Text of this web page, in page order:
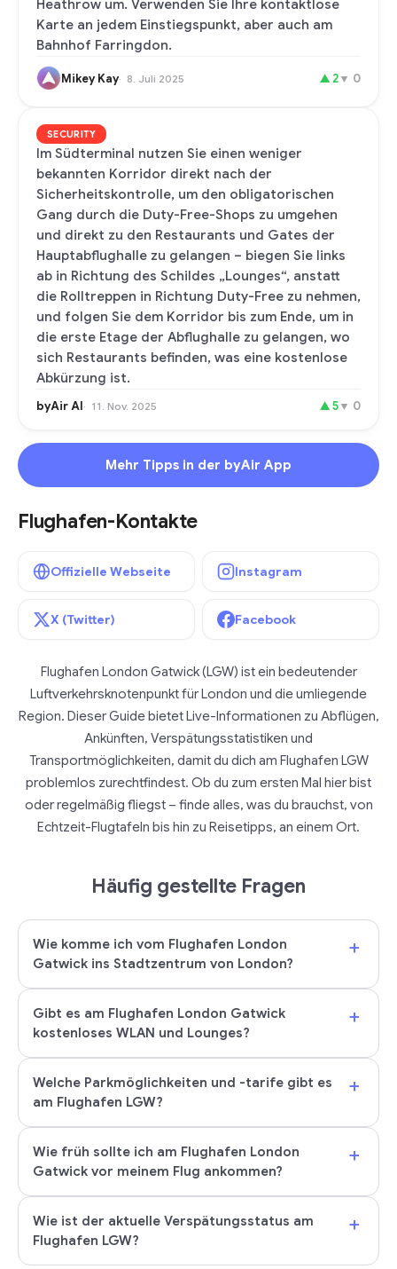
Heathrow um. Verwenden Sie Ihre kontaktlose
Karte an jedem Einstiegspunkt, aber auch am
Bahnhof Farringdon.
Mikey Kay 8. Juli 2025 ▲ 2▼ 0
SECURITY
Im Südterminal nutzen Sie einen weniger
bekannten Korridor direkt nach der
Sicherheitskontrolle, um den obligatorischen
Gang durch die Duty-Free-Shops zu umgehen
und direkt zu den Restaurants und Gates der
Hauptabflughalle zu gelangen – biegen Sie links
ab in Richtung des Schildes „Lounges“, anstatt
die Rolltreppen in Richtung Duty-Free zu nehmen,
und folgen Sie dem Korridor bis zum Ende, um in
die erste Etage der Abflughalle zu gelangen, wo
sich Restaurants befinden, was eine kostenlose
Abkürzung ist.
byAir AI 11. Nov. 2025 ▲5▼ 0
Mehr Tipps in der byAir App
Flughafen-Kontakte
Offizielle Webseite Instagram
X (Twitter) Facebook
Flughafen London Gatwick (LGW) ist ein bedeutender
Luftverkehrsknotenpunkt für London und die umliegende
Region. Dieser Guide bietet Live-Informationen zu Abflügen,
Ankünften, Verspätungsstatistiken und
Transportmöglichkeiten, damit du dich am Flughafen LGW
problemlos zurechtfindest. Ob du zum ersten Mal hier bist
oder regelmäßig fliegst – finde alles, was du brauchst, von
Echtzeit-Flugtafeln bis hin zu Reisetipps, an einem Ort.
Häufig gestellte Fragen
Wie komme ich vom Flughafen London
Gatwick ins Stadtzentrum von London?
+
Gibt es am Flughafen London Gatwick
kostenloses WLAN und Lounges?
+
Welche Parkmöglichkeiten und -tarife gibt es
am Flughafen LGW?
+
Wie früh sollte ich am Flughafen London
Gatwick vor meinem Flug ankommen?
+
Wie ist der aktuelle Verspätungsstatus am
Flughafen LGW?
+